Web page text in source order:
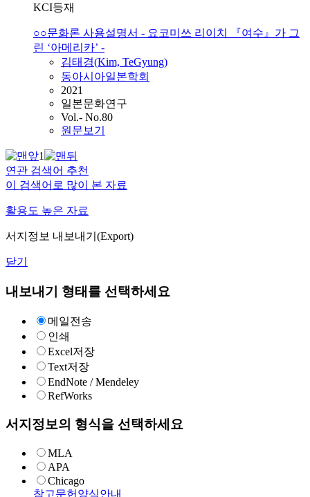
KCI등재
○○문화론 사용설명서 - 요코미쓰 리이치 『여수』가 그
린 ‘아메리카’ -
김태경(Kim, TeGyung)
동아시아일본학회
2021
일본문화연구
Vol.- No.80
원문보기
1
연관 검색어 추천
이 검색어로 많이 본 자료
활용도 높은 자료
서지정보 내보내기(Export)
닫기
내보내기 형태를 선택하세요
메일전송
인쇄
Excel저장
Text저장
EndNote / Mendeley
RefWorks
서지정보의 형식을 선택하세요
MLA
APA
Chicago
참고문헌양식안내